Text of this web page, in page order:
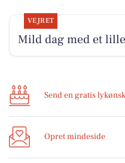
VEJRET
Mild dag med et
Send en gratis
Opret mindeside